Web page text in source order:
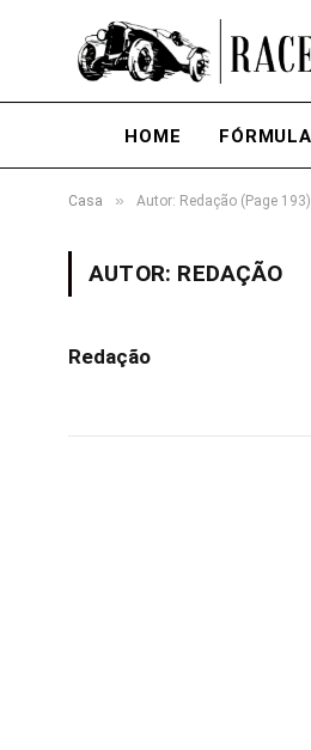
HOME
Casa » Autor: Redação (Page 193)
AUTOR: REDAÇÃO
Redação